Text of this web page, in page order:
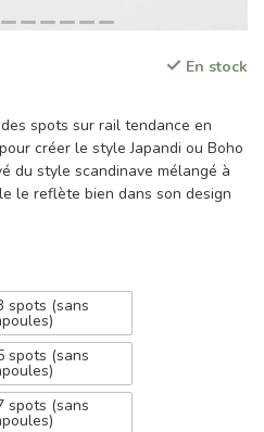
En stock
spots sur rail tendance en
créer le style Japandi ou Boho
du style scandinave mélangé à
le reflète bien dans son design
spots (sans
spots (sans
spots (sans